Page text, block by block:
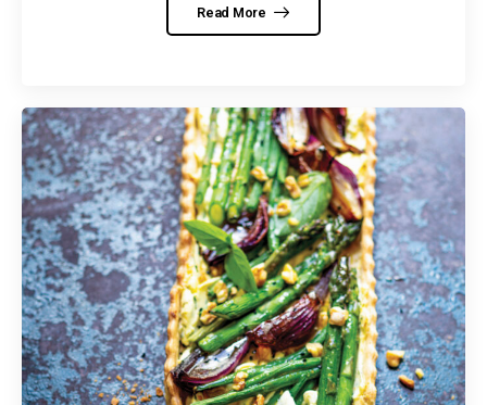
Read More